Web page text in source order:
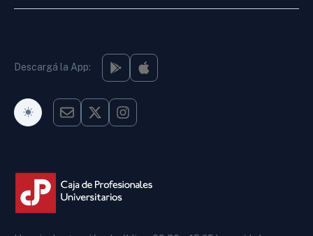
Descargá la App:
Modo Oscuro